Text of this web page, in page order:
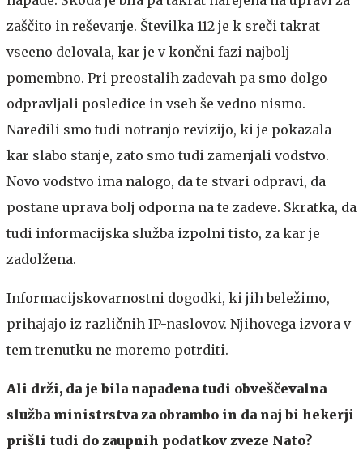
zaščito in reševanje. Številka 112 je k sreči takrat
vseeno delovala, kar je v končni fazi najbolj
pomembno. Pri preostalih zadevah pa smo dolgo
odpravljali posledice in vseh še vedno nismo.
Naredili smo tudi notranjo revizijo, ki je pokazala
kar slabo stanje, zato smo tudi zamenjali vodstvo.
Novo vodstvo ima nalogo, da te stvari odpravi, da
postane uprava bolj odporna na te zadeve. Skratka, da
tudi informacijska služba izpolni tisto, za kar je
zadolžena.
Informacijskovarnostni dogodki, ki jih beležimo,
prihajajo iz različnih IP-naslovov. Njihovega izvora v
tem trenutku ne moremo potrditi.
Ali drži, da je bila napadena tudi obveščevalna
služba ministrstva za obrambo in da naj bi hekerji
prišli tudi do zaupnih podatkov zveze Nato?